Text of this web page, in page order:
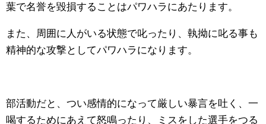
葉で名誉を毀損することはパワハラにあたります。
また、周囲に人がいる状態で叱ったり、執拗に叱る事も
精神的な攻撃としてパワハラになります。
部活動だと、つい感情的になって厳しい暴言を吐く、一
喝するためにあえて怒鳴ったり、ミスをした選手をつる